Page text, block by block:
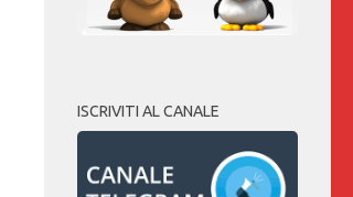
ISCRIVITI AL CANALE